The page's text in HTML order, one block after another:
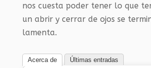
nos cuesta poder tener lo que
un abrir y cerrar de ojos se
lamenta.
Acerca de Últimas entradas